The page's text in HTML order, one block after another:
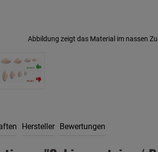
Abbildung zeigt das Material im nassen
Hersteller Bewertungen